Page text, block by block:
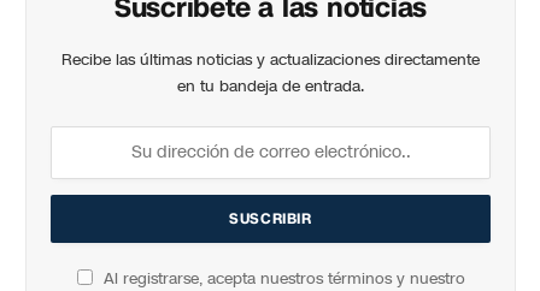
Recibe las últimas noticias y actualizaciones directamente
en tu bandeja de entrada.
Al registrarse, acepta nuestros términos y nuestro